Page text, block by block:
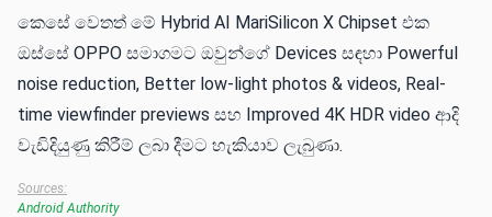
කෙසේ වෙතත් මේ Hybrid AI MariSilicon X Chipset එක
ඔස්සේ OPPO සමාගමට ඔවුන්ගේ Devices සඳහා Powerful
noise reduction, Better low-light photos & videos, Real-
time viewfinder previews සහ Improved 4K HDR video ආදි
වැඩිදියුණු කිරීම් ලබා දීමට හැකියාව ලැබුණා.
Sources:
Android Authority